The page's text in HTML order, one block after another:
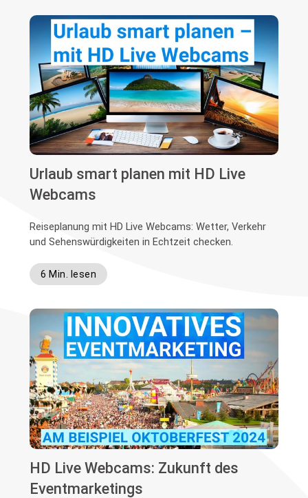
Urlaub smart planen mit HD Live
Webcams
Reiseplanung mit HD Live Webcams: Wetter, Verkehr
und Sehenswürdigkeiten in Echtzeit checken.
6 Min. lesen
HD Live Webcams: Zukunft des
Eventmarketings